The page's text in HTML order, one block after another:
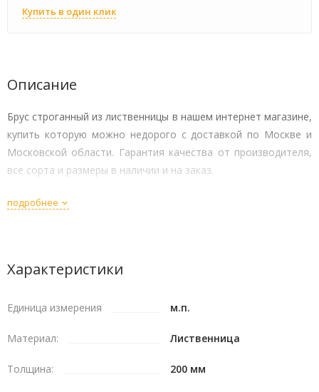
Купить в один клик
Описание
Брус строганный из лиственницы в нашем интернет магазине,
купить которую можно недорого с доставкой по Москве и
Московской области. Гарантия качества от производителя,
все сорта и размеры в наличии и на заказ.
подробнее
Характеристики
Единица измерения м.п.
Материал: Лиственница
Толщина: 200 мм